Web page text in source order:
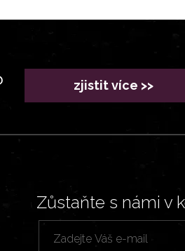
zjistit více >>
Zůstaňte s námi v